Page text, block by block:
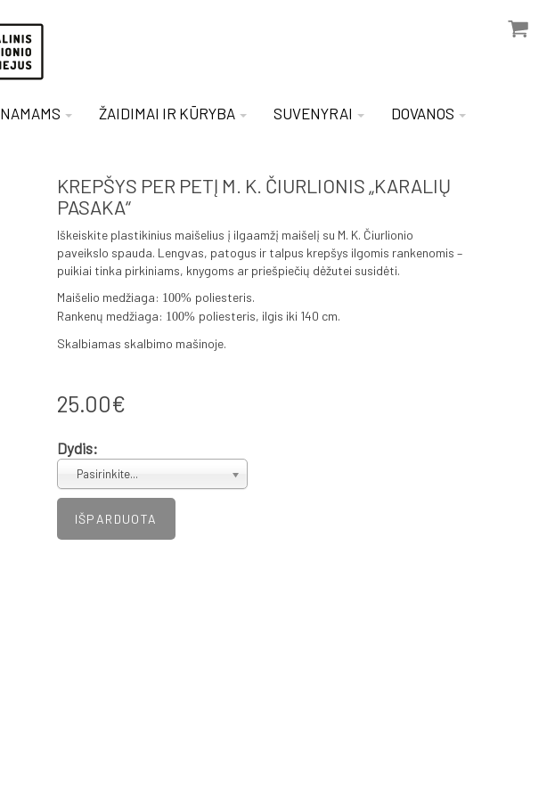
NAMAMS ŽAIDIMAI IR KŪRYBA SUVENYRAI DOVANOS
KREPŠYS PER PETĮ M. K. ČIURLIONIS „KARALIŲ
PASAKA“
Iškeiskite plastikinius maišelius į ilgaamžį maišelį su M. K. Čiurlionio
paveikslo spauda. Lengvas, patogus ir talpus krepšys ilgomis rankenomis –
puikiai tinka pirkiniams, knygoms ar priešpiečių dėžutei susidėti.
Maišelio medžiaga: 100% poliesteris.
Rankenų medžiaga: 100% poliesteris, ilgis iki 140 cm.
Skalbiamas skalbimo mašinoje.
25.00€
Dydis:
Pasirinkite...